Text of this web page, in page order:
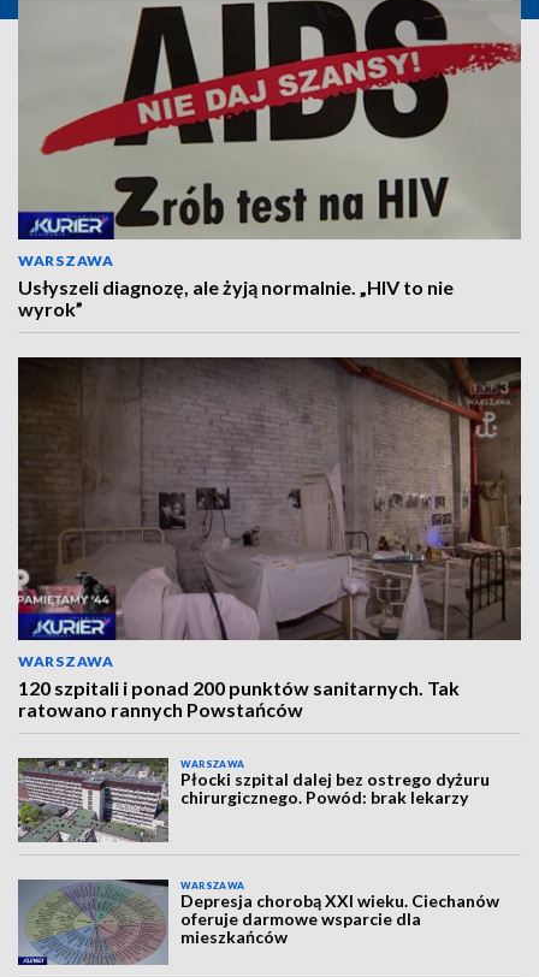
WARSZAWA
Usłyszeli diagnozę, ale żyją normalnie. „HIV to nie
wyrok”
WARSZAWA
120 szpitali i ponad 200 punktów sanitarnych. Tak
ratowano rannych Powstańców
WARSZAWA
Płocki szpital dalej bez ostrego dyżuru
chirurgicznego. Powód: brak lekarzy
WARSZAWA
Depresja chorobą XXI wieku. Ciechanów
oferuje darmowe wsparcie dla
mieszkańców